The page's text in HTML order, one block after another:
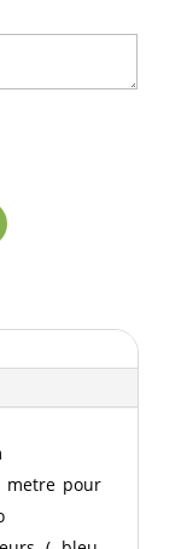
metre pour